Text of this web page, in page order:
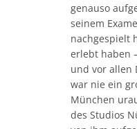
genauso
seinem
nachgespielt
erlebt haben
und vor allen
war nie ein
München
des Studios